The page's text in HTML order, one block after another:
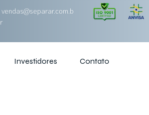
vendas@separar.com.b
r
Investidores Contato